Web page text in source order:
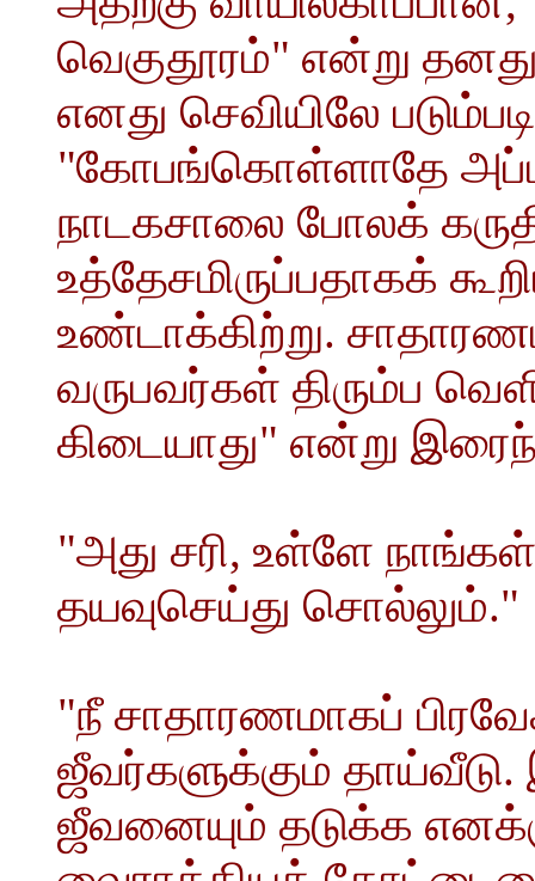
வெகுதூரம்" என்று
எனது செவியிலே
"கோபங்கொள்ளாதே
நாடகசாலை போலக்
உத்தேசமிருப்பதாகக்
உண்டாக்கிற்று.
வருபவர்கள் திரும்ப
கிடையாது" என்று
"அது சரி, உள்ளே நாங்கள்
தயவுசெய்து சொல்லும்."
"நீ சாதாரணமாகப்
ஜீவர்களுக்கும் தாய்வீடு.
ஜீவனையும் தடுக்க